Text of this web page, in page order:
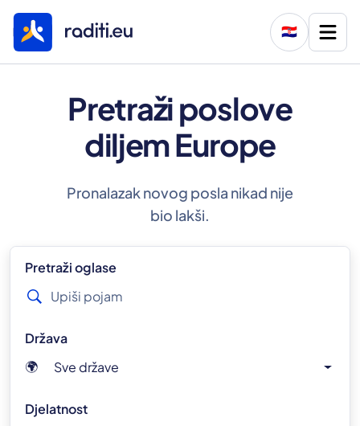
🇭🇷
Pretraži poslove
diljem Europe
Pronalazak novog posla nikad nije
bio lakši.
Pretraži oglase
Država
🌍 Sve države
Djelatnost